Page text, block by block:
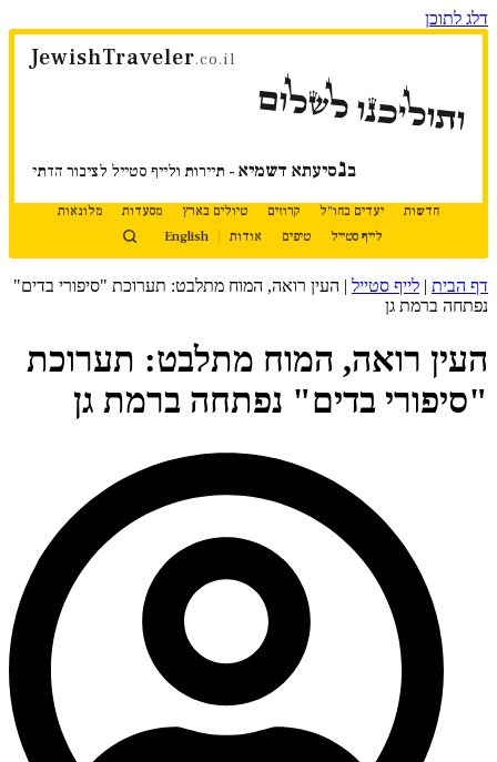
דלג לתוכן
JewishTraveler.co.il
ותוליכנו לשלום
בנסיעתא דשמיא - תיירות ולייף סטייל לציבור הדתי
חדשות יעדים בחו"ל קרוזים טיולים בארץ מסעדות
מלונאות
לייף סטייל
טיפים אודות English
דף הבית | לייף סטייל | העין רואה, המוח מתלבט: תערוכת "סיפורי בדים"
נפתחה ברמת גן
העין רואה, המוח מתלבט: תערוכת
"סיפורי בדים" נפתחה ברמת גן